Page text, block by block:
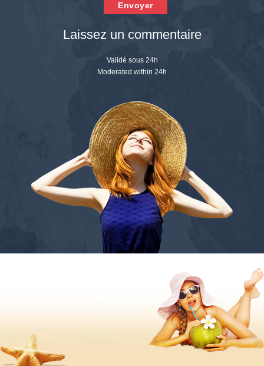
Envoyer
Laissez un commentaire
Validé sous 24h
Moderated within 24h